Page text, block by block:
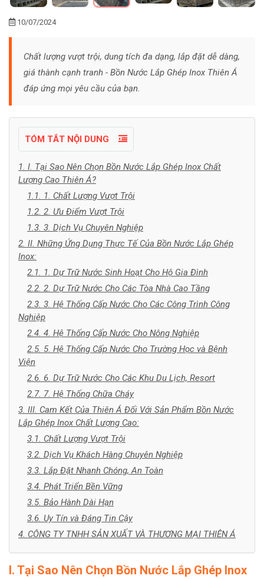
10/07/2024
Chất lượng vượt trội, dung tích đa dạng, lắp đặt dễ dàng,
giá thành cạnh tranh - Bồn Nước Lắp Ghép Inox Thiên Á
đáp ứng mọi yêu cầu của bạn.
TÓM TẮT NỘI DUNG
1. I. Tại Sao Nên Chọn Bồn Nước Lắp Ghép Inox Chất
Lượng Cao Thiên Á?
1.1. 1. Chất Lượng Vượt Trội
1.2. 2. Ưu Điểm Vượt Trội
1.3. 3. Dịch Vụ Chuyên Nghiệp
2. II. Những Ứng Dụng Thực Tế Của Bồn Nước Lắp Ghép
Inox:
2.1. 1. Dự Trữ Nước Sinh Hoạt Cho Hộ Gia Đình
2.2. 2. Dự Trữ Nước Cho Các Tòa Nhà Cao Tầng
2.3. 3. Hệ Thống Cấp Nước Cho Các Công Trình Công
Nghiệp
2.4. 4. Hệ Thống Cấp Nước Cho Nông Nghiệp
2.5. 5. Hệ Thống Cấp Nước Cho Trường Học và Bệnh
Viện
2.6. 6. Dự Trữ Nước Cho Các Khu Du Lịch, Resort
2.7. 7. Hệ Thống Chữa Cháy
3. III. Cam Kết Của Thiên Á Đối Với Sản Phẩm Bồn Nước
Lắp Ghép Inox Chất Lượng Cao:
3.1. Chất Lượng Vượt Trội
3.2. Dịch Vụ Khách Hàng Chuyên Nghiệp
3.3. Lắp Đặt Nhanh Chóng, An Toàn
3.4. Phát Triển Bền Vững
3.5. Bảo Hành Dài Hạn
3.6. Uy Tín và Đáng Tin Cậy
4. CÔNG TY TNHH SẢN XUẤT VÀ THƯƠNG MẠI THIÊN Á
I. Tại Sao Nên Chọn Bồn Nước Lắp Ghép Inox